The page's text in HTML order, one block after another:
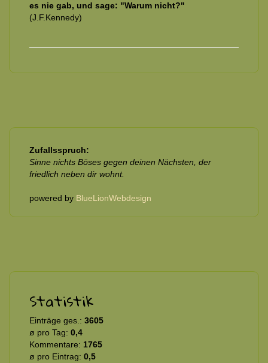
es nie gab, und sage: "Warum nicht?"
(J.F.Kennedy)
Zufallsspruch:
Sinne nichts Böses gegen deinen Nächsten, der
friedlich neben dir wohnt.
powered by BlueLionWebdesign
Statistik
Einträge ges.: 3605
ø pro Tag: 0,4
Kommentare: 1765
ø pro Eintrag: 0,5